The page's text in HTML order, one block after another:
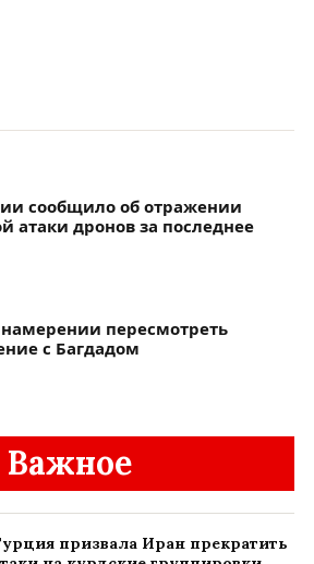
сообщило об отражении
атаки дронов за последнее
пересмотреть
с Багдадом
Важное
призвала Иран прекратить